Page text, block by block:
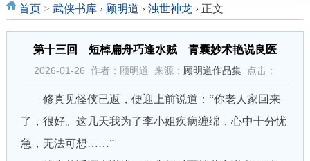
首页> 武侠书库 › 顾明道 › 浊世神龙 ›正文
第十三回 短棹扁舟巧逢水贼 青囊妙术艳说良医
2026-01-26 作者：顾明道 来源： 顾明道作品集点击：
修真见怪侠已返，便迎上前说道：“你老人家回来
了，很好。这几天我为了李小姐疾病缠绵，心中十分忧
急，无法可想……”